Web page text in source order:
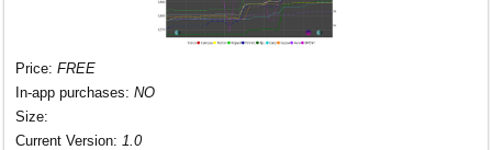
Price:FREE
In-app purchases:NO
Size:
Current Version: 1.0